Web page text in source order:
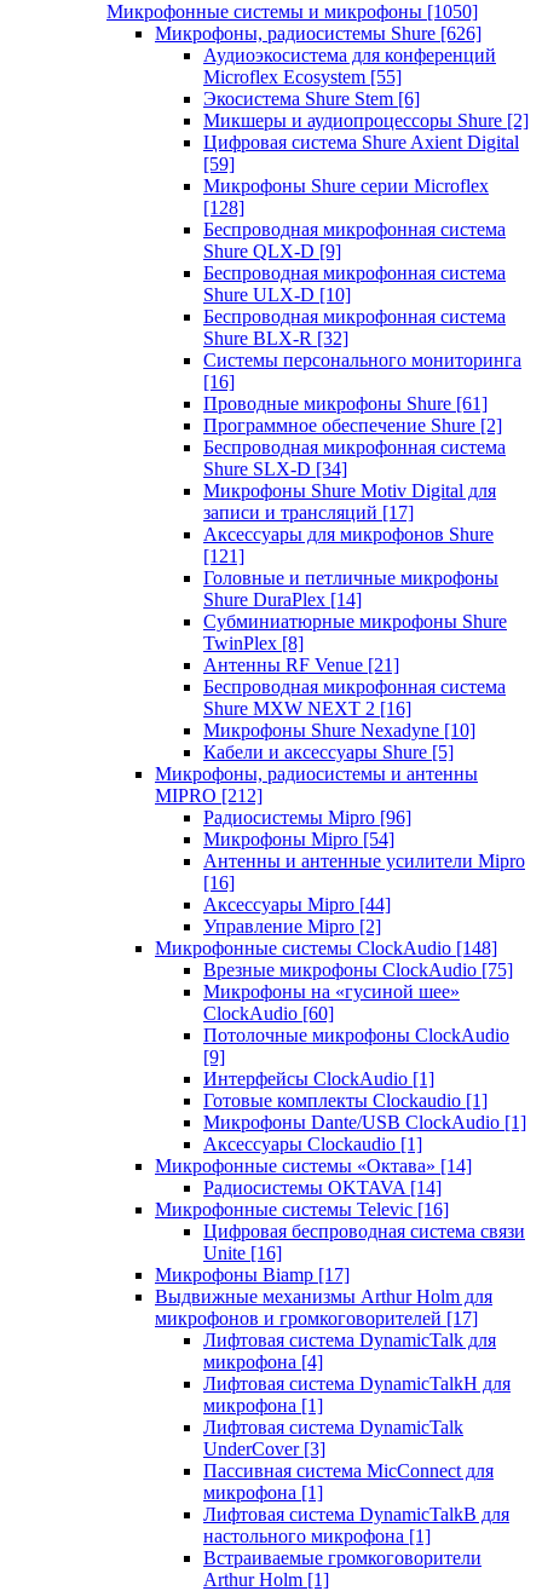
Микрофонные системы и микрофоны [1050]
Микрофоны, радиосистемы Shure [626]
Аудиоэкосистема для конференций
Microflex Ecosystem [55]
Экосистема Shure Stem [6]
Микшеры и аудиопроцессоры Shure [2]
Цифровая система Shure Axient Digital
[59]
Микрофоны Shure серии Microflex
[128]
Беспроводная микрофонная система
Shure QLX-D [9]
Беспроводная микрофонная система
Shure ULX-D [10]
Беспроводная микрофонная система
Shure BLX-R [32]
Системы персонального мониторинга
[16]
Проводные микрофоны Shure [61]
Программное обеспечение Shure [2]
Беспроводная микрофонная система
Shure SLX-D [34]
Микрофоны Shure Motiv Digital для
записи и трансляций [17]
Аксессуары для микрофонов Shure
[121]
Головные и петличные микрофоны
Shure DuraPlex [14]
Субминиатюрные микрофоны Shure
TwinPlex [8]
Антенны RF Venue [21]
Беспроводная микрофонная система
Shure MXW NEXT 2 [16]
Микрофоны Shure Nexadyne [10]
Кабели и аксессуары Shure [5]
Микрофоны, радиосистемы и антенны
MIPRO [212]
Радиосистемы Mipro [96]
Микрофоны Mipro [54]
Антенны и антенные усилители Mipro
[16]
Аксессуары Mipro [44]
Управление Mipro [2]
Микрофонные системы ClockAudio [148]
Врезные микрофоны ClockAudio [75]
Микрофоны на «гусиной шее»
ClockAudio [60]
Потолочные микрофоны ClockAudio
[9]
Интерфейсы ClockAudio [1]
Готовые комплекты Clockaudio [1]
Микрофоны Dante/USB ClockAudio [1]
Аксессуары Clockaudio [1]
Микрофонные системы «Октава» [14]
Радиосистемы OKTAVA [14]
Микрофонные системы Televic [16]
Цифровая беспроводная система связи
Unite [16]
Микрофоны Biamp [17]
Выдвижные механизмы Arthur Holm для
микрофонов и громкоговорителей [17]
Лифтовая система DynamicTalk для
микрофона [4]
Лифтовая система DynamicTalkH для
микрофона [1]
Лифтовая система DynamicTalk
UnderCover [3]
Пассивная система MicConnect для
микрофона [1]
Лифтовая система DynamicTalkB для
настольного микрофона [1]
Встраиваемые громкоговорители
Arthur Holm [1]